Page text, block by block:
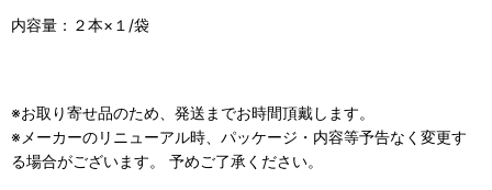
内容量：２本×１/袋
※お取り寄せ品のため、発送までお時間頂戴します。
※メーカーのリニューアル時、パッケージ・内容等予告なく変更す
る場合がございます。 予めご了承ください。